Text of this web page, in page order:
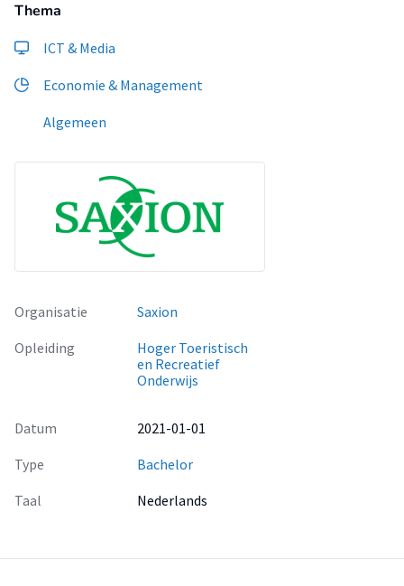
Thema
ICT & Media
Economie & Management
Algemeen
Organisatie
Saxion
Opleiding
Hoger Toeristisch
en Recreatief
Onderwijs
Datum
2021-01-01
Type
Bachelor
Taal
Nederlands